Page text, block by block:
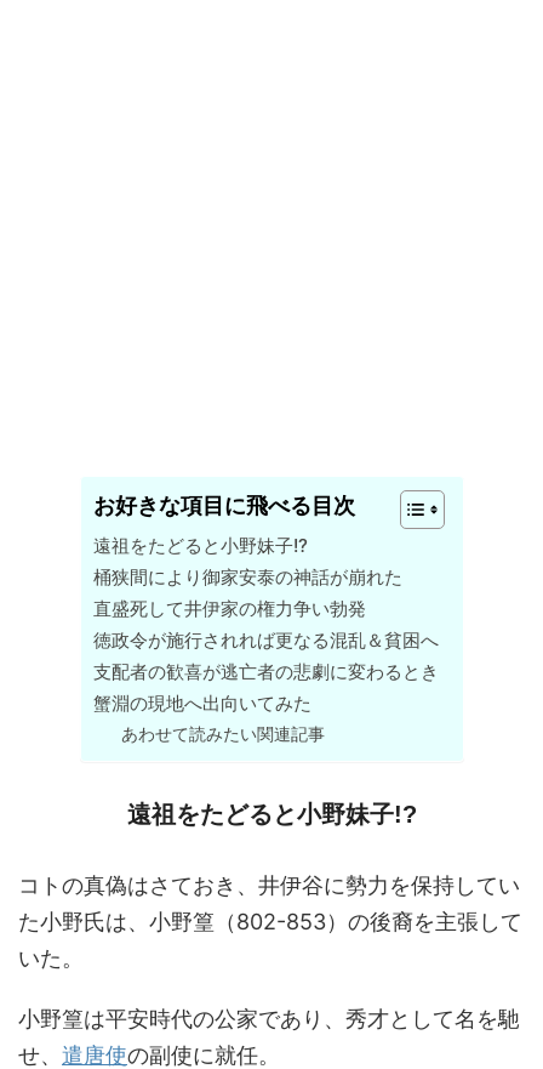
お好きな項目に飛べる目次
遠祖をたどると小野妹子!?
桶狭間により御家安泰の神話が崩れた
直盛死して井伊家の権力争い勃発
徳政令が施行されれば更なる混乱＆貧困へ
支配者の歓喜が逃亡者の悲劇に変わるとき
蟹淵の現地へ出向いてみた
あわせて読みたい関連記事
遠祖をたどると小野妹子!?
コトの真偽はさておき、井伊谷に勢力を保持してい
た小野氏は、小野篁（802-853）の後裔を主張して
いた。
小野篁は平安時代の公家であり、秀才として名を馳
せ、 遣唐使の副使に就任。